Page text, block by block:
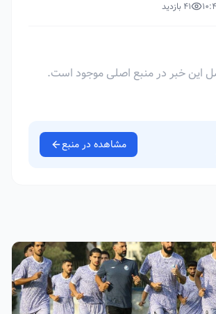
41 بازدید
این خبر در منبع اصلی موجود است.
مشاهده در منبع